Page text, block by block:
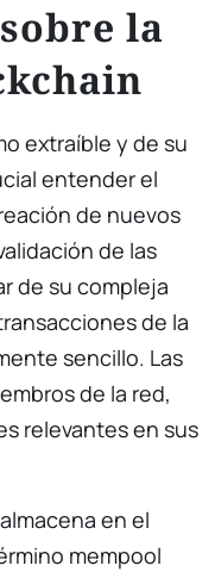
la
extraíble y de su
entender el
de nuevos
de las
de su compleja
de la
sencillo. Las
de la red,
relevantes en sus
en el
mempool